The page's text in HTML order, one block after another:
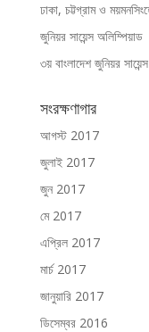
ঢাকা, চট্টগ্রাম ও
জুনিয়র সায়েন্স
৩য় বাংলাদেশ জুনিয়র
সংরক্ষণাগার
আগস্ট 2017
জুলাই 2017
জুন 2017
মে 2017
এপ্রিল 2017
মার্চ 2017
জানুয়ারি 2017
ডিসেম্বর 2016